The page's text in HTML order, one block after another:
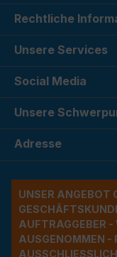
Rechtliche
Unsere Services
Social Media
Unsere
Adresse
UNSER ANGEBOT
UFTRAGGEBER -
USGENOMMEN -
USSCHLIESSLICH